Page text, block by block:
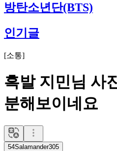
방탄소년단(BTS)
인기글
[소통]
흑발 지민님 사
분해보이네요
54Salamander305